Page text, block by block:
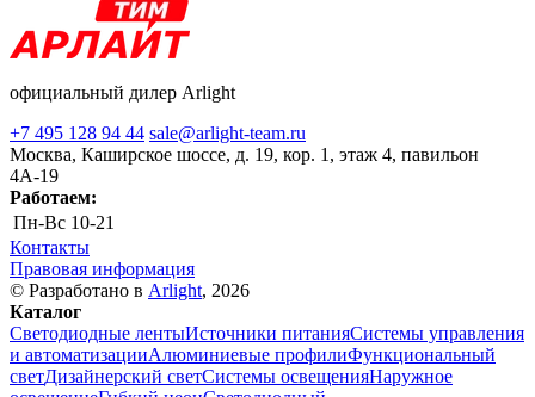
официальный дилер Arlight
+7 495 128 94 44 sale@arlight-team.ru
Москва, Каширское шоссе, д. 19, кор. 1, этаж 4, павильон
4А-19
Работаем:
Пн-Вс 10-21
Контакты
Правовая информация
© Разработано в Arlight, 2026
Каталог
Светодиодные лентыИсточники питанияСистемы управления
и автоматизацииАлюминиевые профилиФункциональный
светДизайнерский светСистемы освещенияНаружное